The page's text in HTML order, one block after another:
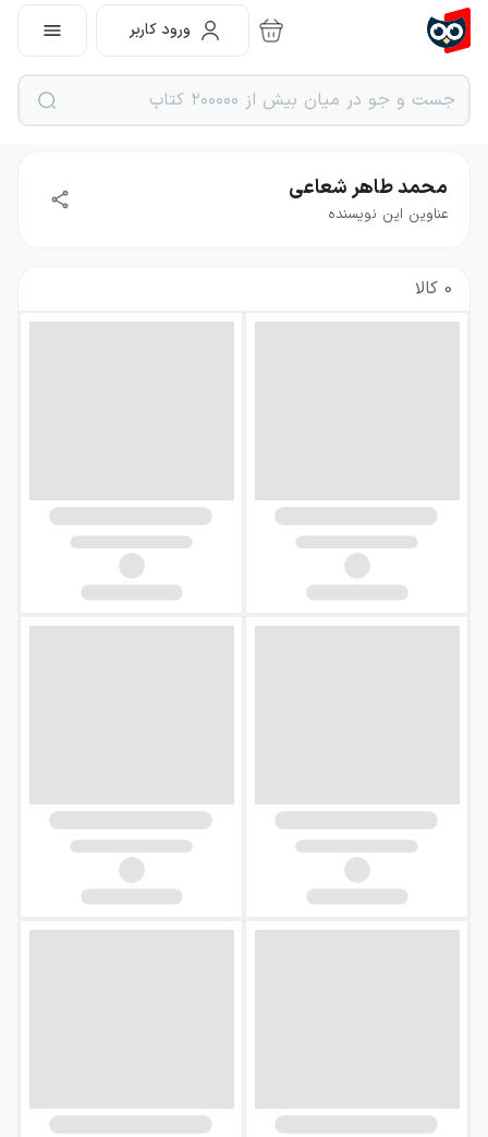
ورود کاربر
محمد طاهر شعاعی
عناوین این نویسنده
0 کالا